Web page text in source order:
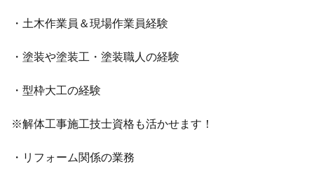
・土木作業員＆現場作業員経験
・塗装や塗装工・塗装職人の経験
・型枠大工の経験
※解体工事施工技士資格も活かせます！
・リフォーム関係の業務